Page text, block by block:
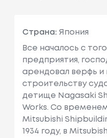
Страна: Япония
Все началось с
предприятия,
арендовал верфь и
строительству
детище Nagasaki
Works. Со
Mitsubishi
1934 году, в